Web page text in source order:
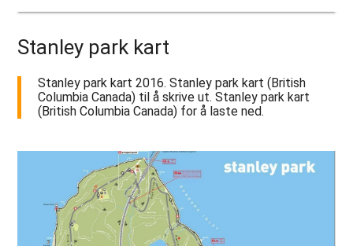
Stanley park kart
Stanley park kart 2016. Stanley park kart (British
Columbia Canada) til å skrive ut. Stanley park kart
(British Columbia Canada) for å laste ned.